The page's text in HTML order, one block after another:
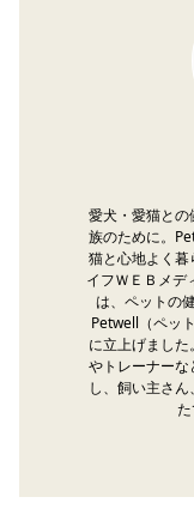
愛犬・愛猫と
族のために。
猫と心地よく暮
イフＷＥＢメデ
は、ペットの
Petwell（ペッ
に立上げまし
やトレーナー
し、飼い主さ